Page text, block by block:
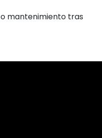
mantenimiento tras